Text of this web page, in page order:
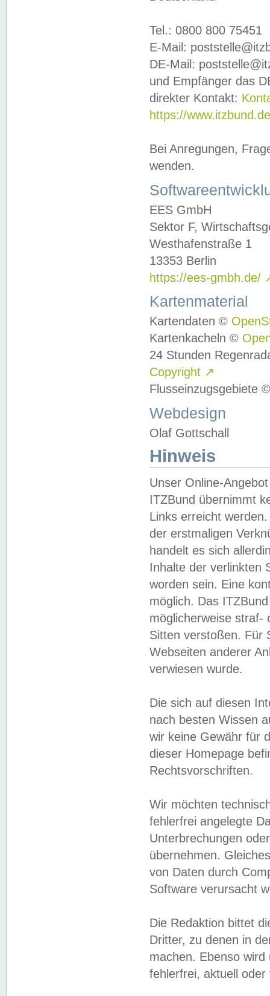
Tel.: 0800 800 75451
E-Mail:
DE-Mail:
und Empfänger das
direkter Kontakt:
https://
Bei Anregungen,
wenden.
EES GmbH
Sektor F,
Westhafenstraße 1
13353 Berlin
https://ees-gmbh.de/
Kartenmaterial
Kartendaten ©
Kartenkacheln ©
24 Stunden
Copyright ↗
Flusseinzugsgebiete
Webdesign
Olaf Gottschall
Hinweis
Unser Online-
ITZBund übernimmt
Links erreicht
der erstmaligen
handelt es sich
Inhalte der verlinkten
worden sein. Eine
möglich. Das
möglicherweise straf-
Sitten verstoßen. Für
Webseiten anderer
verwiesen wurde.
Die sich auf diesen
nach besten Wissen
wir keine Gewähr für
dieser Homepage
Rechtsvorschriften.
Wir möchten
fehlerfrei angelegte
Unterbrechungen
übernehmen.
von Daten durch
Software verursacht
Die Redaktion bittet
Dritter, zu denen in
machen. Ebenso
fehlerfrei, aktuell oder